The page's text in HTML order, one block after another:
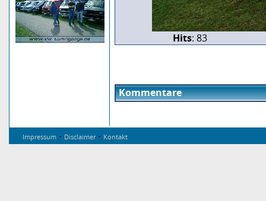
Hits: 83
Kommentare
Impressum - Disclaimer- Kontakt